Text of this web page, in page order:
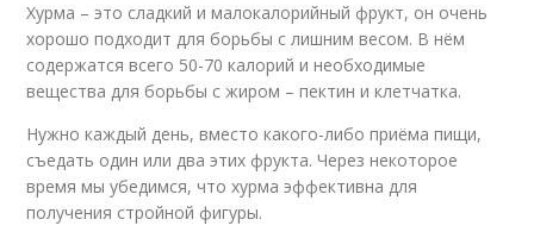
Хурма – это сладкий и малокалорийный фрукт, он очень
хорошо подходит для борьбы с лишним весом. В нём
содержатся всего 50-70 калорий и необходимые
вещества для борьбы с жиром – пектин и клетчатка.
Нужно каждый день, вместо какого-либо приёма пищи,
съедать один или два этих фрукта. Через некоторое
время мы убедимся, что хурма эффективна для
получения стройной фигуры.